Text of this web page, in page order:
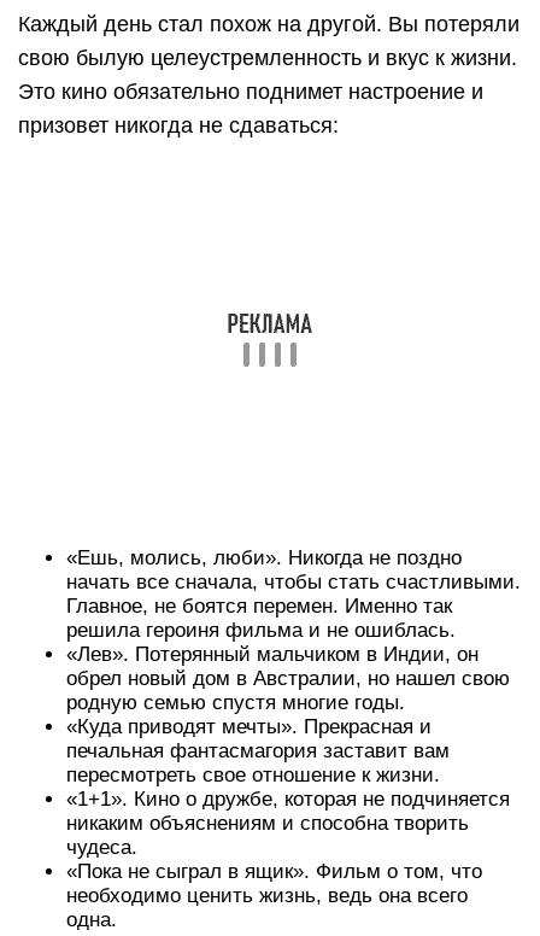
Каждый день стал похож на другой. Вы потеряли
свою былую целеустремленность и вкус к жизни.
Это кино обязательно поднимет настроение и
призовет никогда не сдаваться:
«Ешь, молись, люби». Никогда не поздно
начать все сначала, чтобы стать счастливыми.
Главное, не боятся перемен. Именно так
решила героиня фильма и не ошиблась.
«Лев». Потерянный мальчиком в Индии, он
обрел новый дом в Австралии, но нашел свою
родную семью спустя многие годы.
«Куда приводят мечты». Прекрасная и
печальная фантасмагория заставит вам
пересмотреть свое отношение к жизни.
«1+1». Кино о дружбе, которая не подчиняется
никаким объяснениям и способна творить
чудеса.
«Пока не сыграл в ящик». Фильм о том, что
необходимо ценить жизнь, ведь она всего
одна.